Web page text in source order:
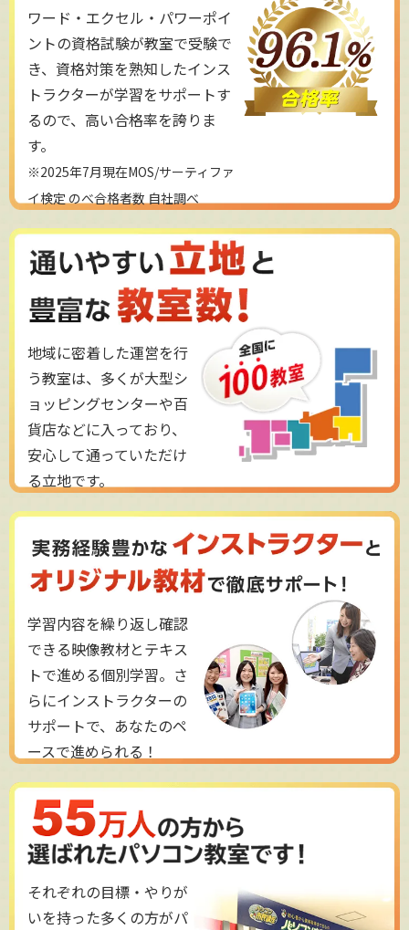
ワード・エクセル・パワーポイ
ントの資格試験が教室で受験で
き、資格対策を熟知したインス
トラクターが学習をサポートす
るので、高い合格率を誇りま
す。
※2025年7月現在MOS/サーティファ
イ検定 のべ合格者数 自社調べ
地域に密着した運営を行
う教室は、多くが大型シ
ョッピングセンターや百
貨店などに入っており、
安心して通っていただけ
る立地です。
学習内容を繰り返し確認
できる映像教材とテキス
トで進める個別学習。さ
らにインストラクターの
サポートで、あなたのペ
ースで進められる！
それぞれの目標・やりが
いを持った多くの方がパ